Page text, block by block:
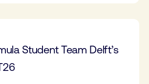
Student Team Delft’s